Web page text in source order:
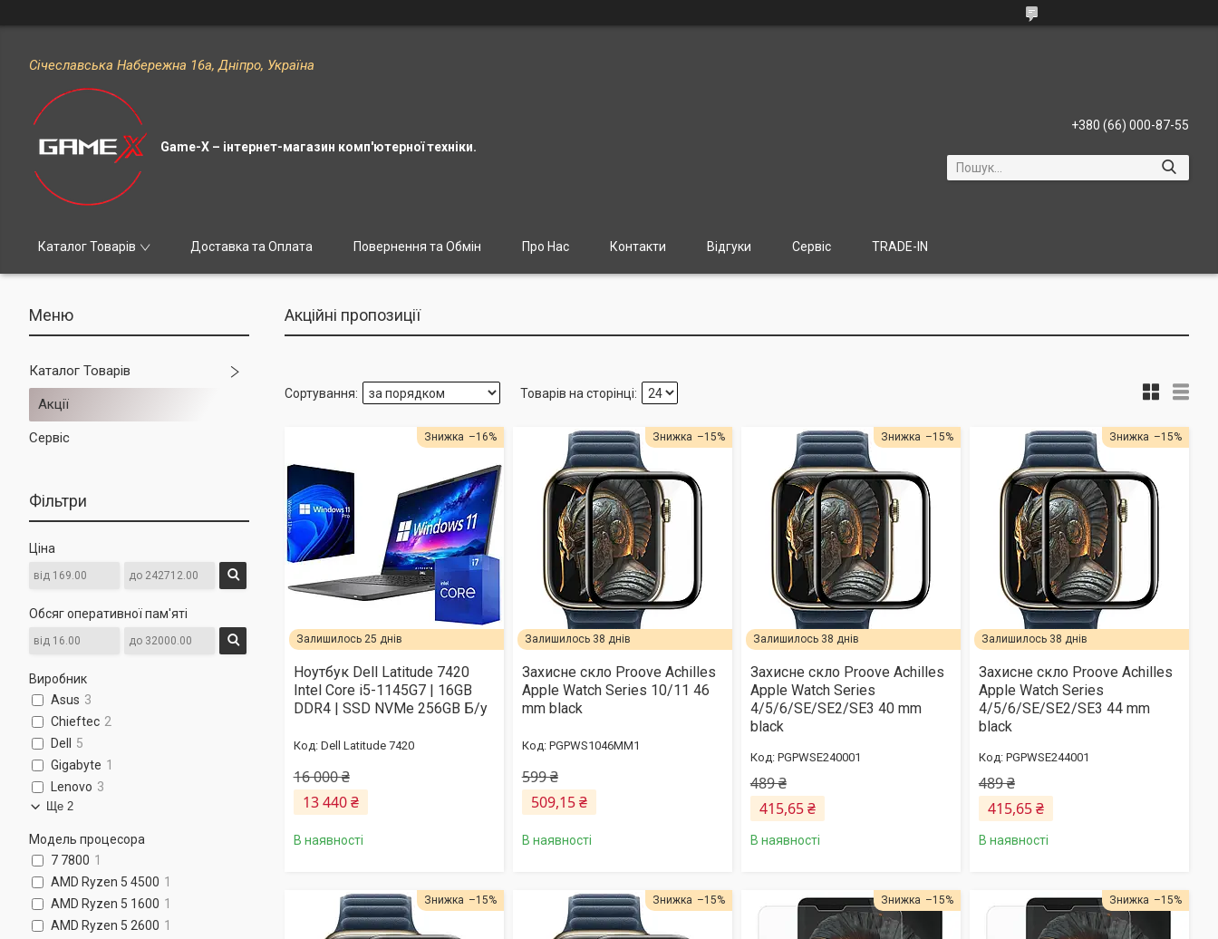
Січеславська Набережна 16а, Дніпро, Україна
Game-X – інтернет-магазин комп'ютерної техніки.
+380 (66) 000-87-55
Каталог Товарів Доставка та Оплата Повернення та Обмін Про Нас Контакти Відгуки Сервіс TRADE-IN
Каталог Товарів
Акції
Сервіс
Фільтри
Ціна
Обсяг оперативної пам'яті
Виробник
Asus 3
Chieftec 2
Dell
5
Gigabyte 1
Lenovo 3
Ще 2
Модель процесора
7 7800 1
AMD Ryzen 5 4500 1
AMD Ryzen 5 1600 1
AMD Ryzen 5 2600 1
Акційні пропозиції
–16%
Залишилось 25 днів
Ноутбук Dell Latitude 7420
Intel Core i5-1145G7 | 16GB
DDR4 | SSD NVMe 256GB Б/у
Dell Latitude 7420
16 000 ₴
13 440 ₴
В наявності
–15%
Залишилось 38 днів
Захисне скло Proove Achilles
Apple Watch Series 10/11 46
mm black
PGPWS1046MM1
599 ₴
509,15 ₴
В наявності
–15%
Залишилось 38 днів
Захисне скло Proove Achilles
Apple Watch Series
4/5/6/SE/SE2/SE3 40 mm
black
PGPWSE240001
489 ₴
415,65 ₴
В наявності
–15%
Залишилось 38 днів
Захисне скло Proove Achilles
Apple Watch Series
4/5/6/SE/SE2/SE3 44 mm
black
PGPWSE244001
489 ₴
415,65 ₴
В наявності
–15% –15% –15% –15%